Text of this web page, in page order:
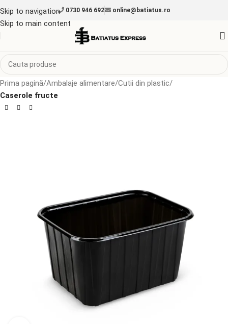
Skip to navigation
Skip to main content
0730 946 692 online@batiatus.ro
Prima pagină Ambalaje alimentare Cutii din plastic
Caserole fructe